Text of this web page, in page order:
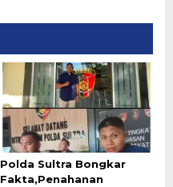
Polda Sultra Bongkar
Fakta,Penahanan